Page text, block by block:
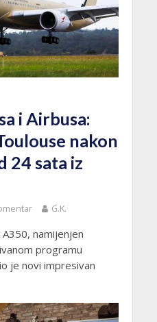
i Airbusa:
nakon
24 sata iz
G.K.
namijenjen
programu
je novi impresivan